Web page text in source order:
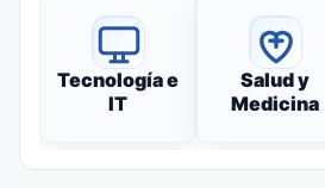
Tecnología e
IT
Salud y
Medicina